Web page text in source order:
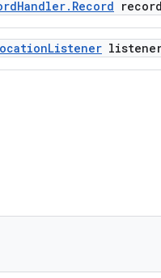
Handler. Record
Listener